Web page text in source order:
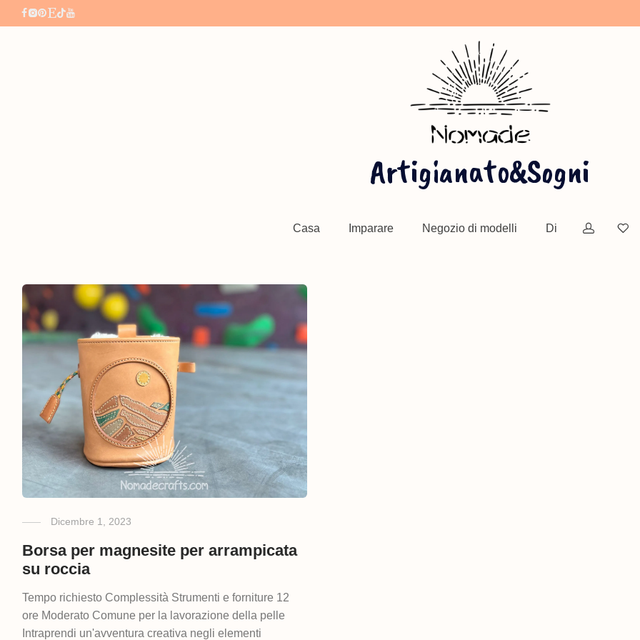
Artigianato&Sogni
Casa Imparare Negozio di modelli Di
Dicembre 1, 2023
Borsa per magnesite per arrampicata
su roccia
Tempo richiesto Complessità Strumenti e forniture 12
ore Moderato Comune per la lavorazione della pelle
Intraprendi un'avventura creativa negli elementi